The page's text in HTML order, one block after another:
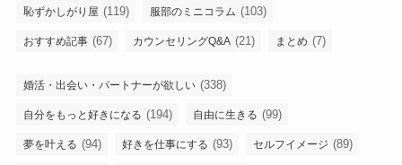
恥ずかしがり屋 (119) 服部のミニコラム (103)
おすすめ記事 (67) カウンセリングQ&A (21) まとめ (7)
婚活・出会い・パートナーが欲しい (338)
自分をもっと好きになる (194) 自由に生きる (99)
夢を叶える (94) 好きを仕事にする (93) セルフイメージ (89)